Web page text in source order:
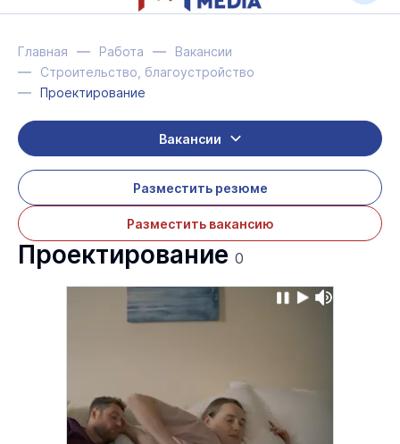
Главная Работа
Вакансии
Строительство, благоустройство
Проектирование
Разместить резюме
Разместить вакансию
Вакансии
Проектирование 0